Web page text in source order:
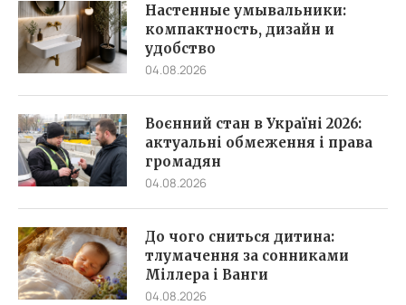
Настенные умывальники:
компактность, дизайн и
удобство
04.08.2026
Воєнний стан в Україні 2026:
актуальні обмеження і права
громадян
04.08.2026
До чого сниться дитина:
тлумачення за сонниками
Міллера і Ванги
04.08.2026